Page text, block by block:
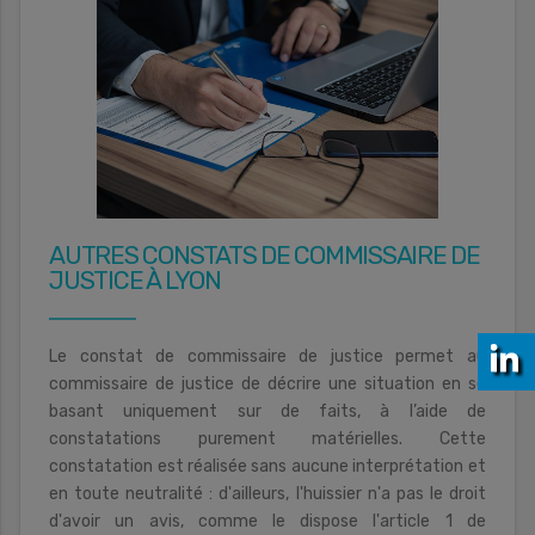
AUTRES CONSTATS DE COMMISSAIRE DE
JUSTICE À LYON
Le constat de commissaire de justice permet au
commissaire de justice de décrire une situation en se
basant uniquement sur de faits, à l’aide de
constatations purement matérielles. Cette
constatation est réalisée sans aucune interprétation et
en toute neutralité : d'ailleurs, l'huissier n'a pas le droit
d'avoir un avis, comme le dispose l'article 1 de